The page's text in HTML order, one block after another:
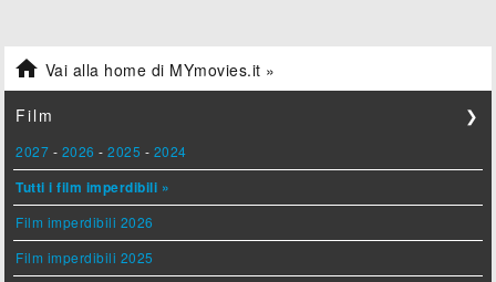
 Vai alla home di MYmovies.it »
Film ❯
2027 - 2026 -2025 - 2024
Tutti i film imperdibili »
Film imperdibili 2026
Film imperdibili 2025